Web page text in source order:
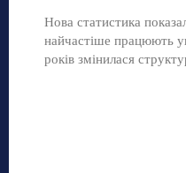
Нова статистика
найчастіше працюють
років змінилася